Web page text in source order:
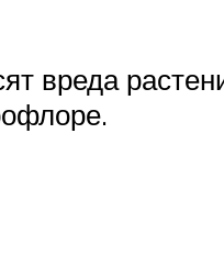
вреда